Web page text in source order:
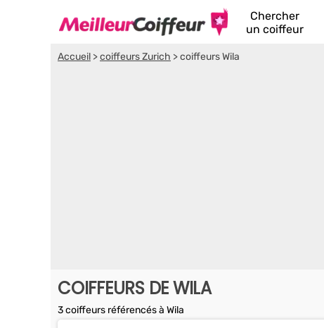
Chercher
un coiffeur
Accueil >coiffeurs Zurich >coiffeurs Wila
COIFFEURS DE WILA
3 coiffeurs référencés à Wila